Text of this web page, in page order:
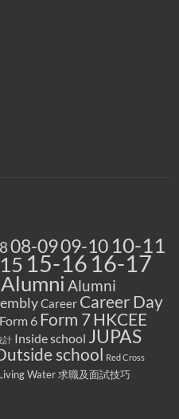
08-0909-10 10-11
15-16 16-17
Alumni Alumni
Career Career Day
Form 6 Form 7HKCEE
計 Inside school JUPAS
school Red Cross
Water 求職及面試技巧